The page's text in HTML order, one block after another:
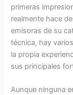
primeras
realmente hace
emisoras de su
técnica, hay
la propia
sus principales
Aunque ninguna